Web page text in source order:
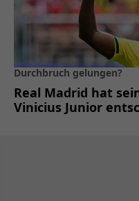
Durchbruch gelungen?
Real Madrid hat
Vinicius Junior